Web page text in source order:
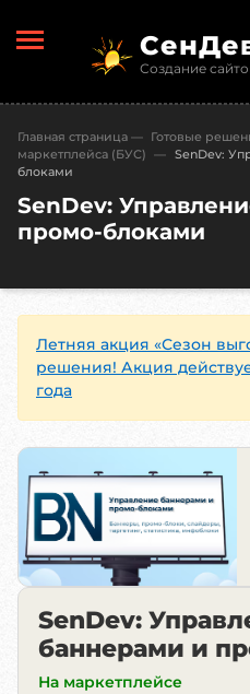
Создание
Главная страница — Готовые
маркетплейса (БУС) — SenDev:
блоками
SenDev:
промо-блоками
Летняя акция «Сезон
решения! Акция
года
SenDev:
баннерами и
На маркетплейсе